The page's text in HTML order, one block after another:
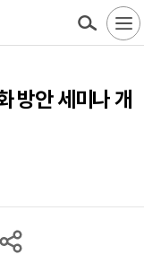
방안 세미나 개